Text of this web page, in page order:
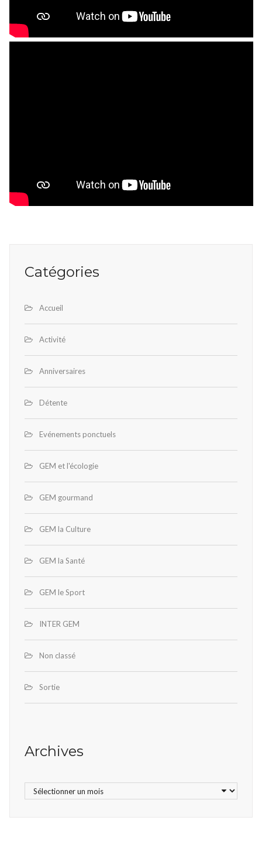
Catégories
Accueil
Activité
Anniversaires
Détente
Evénements ponctuels
GEM et l'écologie
GEM gourmand
GEM la Culture
GEM la Santé
GEM le Sport
INTER GEM
Non classé
Sortie
Archives